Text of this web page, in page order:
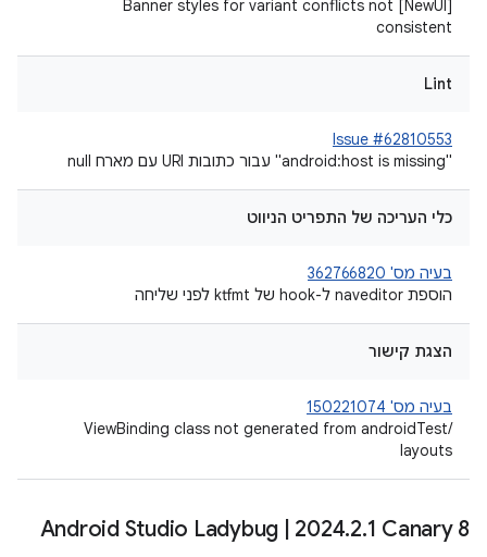
[NewUI] Banner styles for variant conflicts not
consistent
Lint
Issue #62810553
"android:host is missing" עבור כתובות URI עם מארח null
כלי העריכה של התפריט הניווט
בעיה מס' 362766820
הוספת naveditor ל-hook של ktfmt לפני שליחה
הצגת קישור
בעיה מס' 150221074
ViewBinding class not generated from androidTest/
layouts
Android Studio Ladybug 2024.2.1 Canary 8